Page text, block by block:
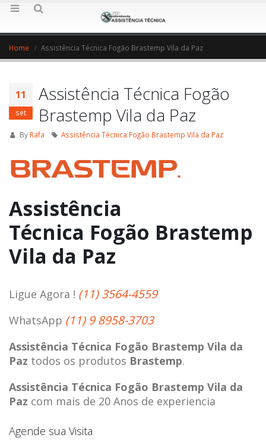
Home Assistência Técnica Fogão Brastemp Vila da Paz
11
set
Assistência Técnica Fogão
Brastemp Vila da Paz
By Rafa Assistência Técnica Fogão Brastemp Vila da Paz
Assistência
Técnica Fogão Brastemp
Vila da Paz
Ligue Agora ! (11) 3564-4559
WhatsApp (11) 9 8958-3703
Assistência Técnica Fogão Brastemp Vila da
Paz todos os produtos Brastemp.
Assistência Técnica Fogão Brastemp Vila da
Paz com mais de 20 Anos de experiencia
Agende sua Visita